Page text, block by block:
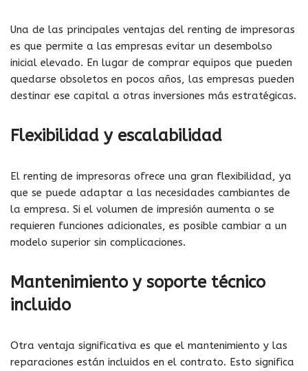
Una de las principales ventajas del renting de impresoras
es que permite a las empresas evitar un desembolso
inicial elevado. En lugar de comprar equipos que pueden
quedarse obsoletos en pocos años, las empresas pueden
destinar ese capital a otras inversiones más estratégicas.
Flexibilidad y escalabilidad
El renting de impresoras ofrece una gran flexibilidad, ya
que se puede adaptar a las necesidades cambiantes de
la empresa. Si el volumen de impresión aumenta o se
requieren funciones adicionales, es posible cambiar a un
modelo superior sin complicaciones.
Mantenimiento y soporte técnico
incluido
Otra ventaja significativa es que el mantenimiento y las
reparaciones están incluidos en el contrato. Esto significa